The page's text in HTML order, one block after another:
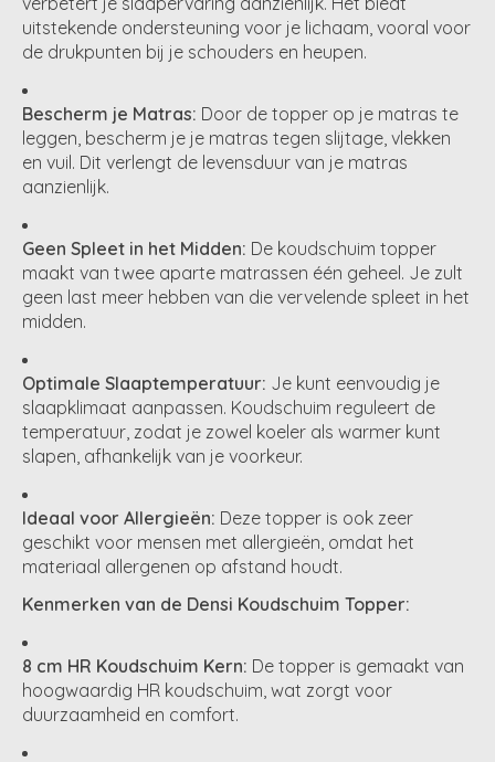
uitstekende ondersteuning voor je lichaam, vooral voor
de drukpunten bij je schouders en heupen.
Bescherm je Matras: Door de topper op je matras te
leggen, bescherm je je matras tegen slijtage, vlekken
en vuil. Dit verlengt de levensduur van je matras
aanzienlijk.
Geen Spleet in het Midden: De koudschuim topper
maakt van twee aparte matrassen één geheel. Je zult
geen last meer hebben van die vervelende spleet in het
midden.
Optimale Slaaptemperatuur: Je kunt eenvoudig je
slaapklimaat aanpassen. Koudschuim reguleert de
temperatuur, zodat je zowel koeler als warmer kunt
slapen, afhankelijk van je voorkeur.
Ideaal voor Allergieën: Deze topper is ook zeer
geschikt voor mensen met allergieën, omdat het
materiaal allergenen op afstand houdt.
Kenmerken van de Densi Koudschuim Topper:
8 cm HR Koudschuim Kern: De topper is gemaakt van
hoogwaardig HR koudschuim, wat zorgt voor
duurzaamheid en comfort.